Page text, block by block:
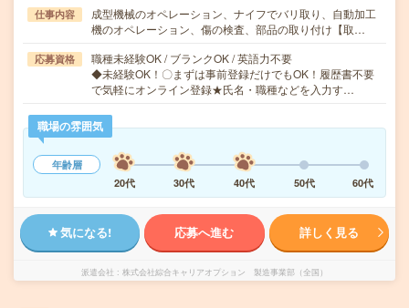
仕事内容
成型機械のオペレーション、ナイフでバリ取り、自動加工
機のオペレーション、傷の検査、部品の取り付け【取…
応募資格
職種未経験OK / ブランクOK / 英語力不要
◆未経験OK！〇まずは事前登録だけでもOK！履歴書不要
で気軽にオンライン登録★氏名・職種などを入力す…
職場の雰囲気
年齢層
20代
30代 40代 50代 60代
気になる! 応募へ進む 詳しく見る
派遣会社 株式会社綜合キャリアオプション 製造事業部（全国）